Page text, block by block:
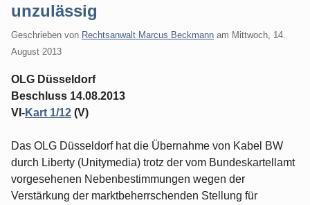
unzulässig
Geschrieben von Rechtsanwalt Marcus Beckmann am Mittwoch, 14.
August 2013
OLG Düsseldorf
Beschluss 14.08.2013
VI-Kart 1/12 (V)
Das OLG Düsseldorf hat die Übernahme von Kabel BW
durch Liberty (Unitymedia) trotz der vom Bundeskartellamt
vorgesehenen Nebenbestimmungen wegen der
Verstärkung der marktbeherrschenden Stellung für